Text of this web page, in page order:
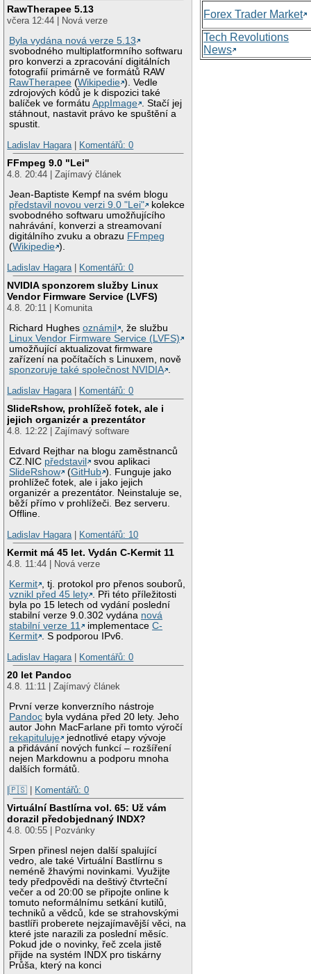
RawTherapee 5.13
včera 12:44 | Nová verze
Byla vydána nová verze 5.13
svobodného multiplatformního softwaru
pro konverzi a zpracování digitálních
fotografií primárně ve formátů RAW
RawTherapee (Wikipedie ). Vedle
zdrojových kódů je k dispozici také
balíček ve formátuAppImage . Stačí jej
stáhnout, nastavit právo ke spuštění a
spustit.
Ladislav Hagara
Komentářů: 0
FFmpeg 9.0 "Lei"
4.8. 20:44 | Zajímavý článek
Jean-Baptiste Kempf na svém blogu
představil novou verzi 9.0 "Lei"
kolekce
svobodného softwaru umožňujícího
nahrávání, konverzi a streamovaní
digitálního zvuku a obrazu FFmpeg
(Wikipedie ).
Ladislav Hagara
Komentářů: 0
NVIDIA sponzorem služby Linux
Vendor Firmware Service (LVFS)
4.8. 20:11 | Komunita
Richard Hughesoznámil
, že službu
Linux Vendor Firmware Service (LVFS)
umožňující aktualizovat firmware
zařízení na počítačích s Linuxem, nově
sponzoruje také společnost NVIDIA .
Ladislav Hagara | Komentářů: 0
SlideRshow, prohlížeč fotek, ale i
jejich organizér a prezentátor
4.8. 12:22 | Zajímavý software
Edvard Rejthar na blogu zaměstnanců
CZ.NIC představil
svou aplikaci
SlideRshow
(GitHub ). Funguje jako
prohlížeč fotek, ale i jako jejich
organizér a prezentátor. Neinstaluje se,
běží přímo v prohlížeči. Bez serveru.
Offline.
Ladislav Hagara | Komentářů: 10
Kermit má 45 let. Vydán C-Kermit 11
4.8. 11:44 | Nová verze
Kermit , tj. protokol pro přenos souborů,
vznikl před 45 lety . Při této příležitosti
byla po 15 letech od vydání poslední
stabilní verze 9.0.302 vydána nová
stabilní verze 11
implementaceC-
Kermit . S podporou IPv6.
Ladislav Hagara | Komentářů: 0
20 let Pandoc
4.8. 11:11 | Zajímavý článek
První verze konverzního nástroje
Pandoc byla vydána před 20 lety. Jeho
autor John MacFarlane při tomto výročí
rekapituluje
jednotlivé etapy vývoje
a přidávání nových funkcí – rozšíření
nejen Markdownu a podporu mnoha
dalších formátů.
|🇵🇸 | Komentářů: 0
Virtuální Bastlírna vol. 65: Už vám
dorazil předobjednaný INDX?
4.8. 00:55 | Pozvánky
Srpen přinesl nejen další spalující
vedro, ale také Virtuální Bastlírnu s
neméně žhavými novinkami. Využijte
tedy předpovědi na deštivý čtvrteční
večer a od 20:00 se připojte online k
tomuto neformálnímu setkání kutilů,
techniků a vědců, kde se strahovskými
bastlíři proberete nejzajímavější věci, na
které jste narazili za poslední měsíc.
Pokud jde o novinky, řeč zcela jistě
přijde na systém INDX pro tiskárny
Průša, který na konci
Forex Trader Market
Tech Revolutions
News